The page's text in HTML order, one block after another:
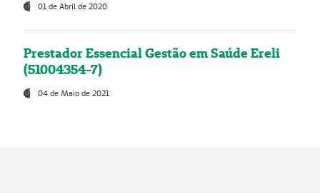
01 de Abril de 2020
Prestador Essencial Gestão em Saúde Ereli
(51004354-7)
04 de Maio de 2021